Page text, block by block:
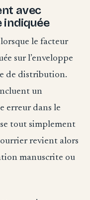
avec
indiquée
le facteur
sur l’enveloppe
de distribution.
un
erreur dans le
tout simplement
revient alors
manuscrite ou